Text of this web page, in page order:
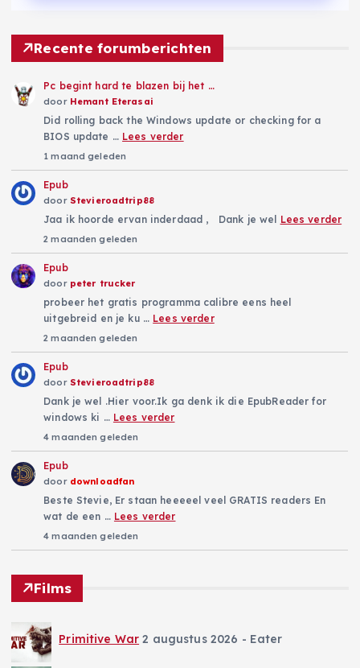
Recente forumberichten
Pc begint hard te blazen bij het …
door Hemant Eterasai
Did rolling back the Windows update or checking for a
BIOS update … Lees verder
1 maand geleden
Epub
door Stevieroadtrip88
Jaa ik hoorde ervan inderdaad , Dank je wel Lees verder
2 maanden geleden
Epub
door peter trucker
probeer het gratis programma calibre eens heel
uitgebreid en je ku … Lees verder
2 maanden geleden
Epub
door Stevieroadtrip88
Dank je wel .Hier voor.Ik ga denk ik die EpubReader for
windows ki … Lees verder
4 maanden geleden
Epub
door downloadfan
Beste Stevie, Er staan heeeeel veel GRATIS readers En
wat de een … Lees verder
4 maanden geleden
Films
Primitive War 2 augustus 2026 - Eater